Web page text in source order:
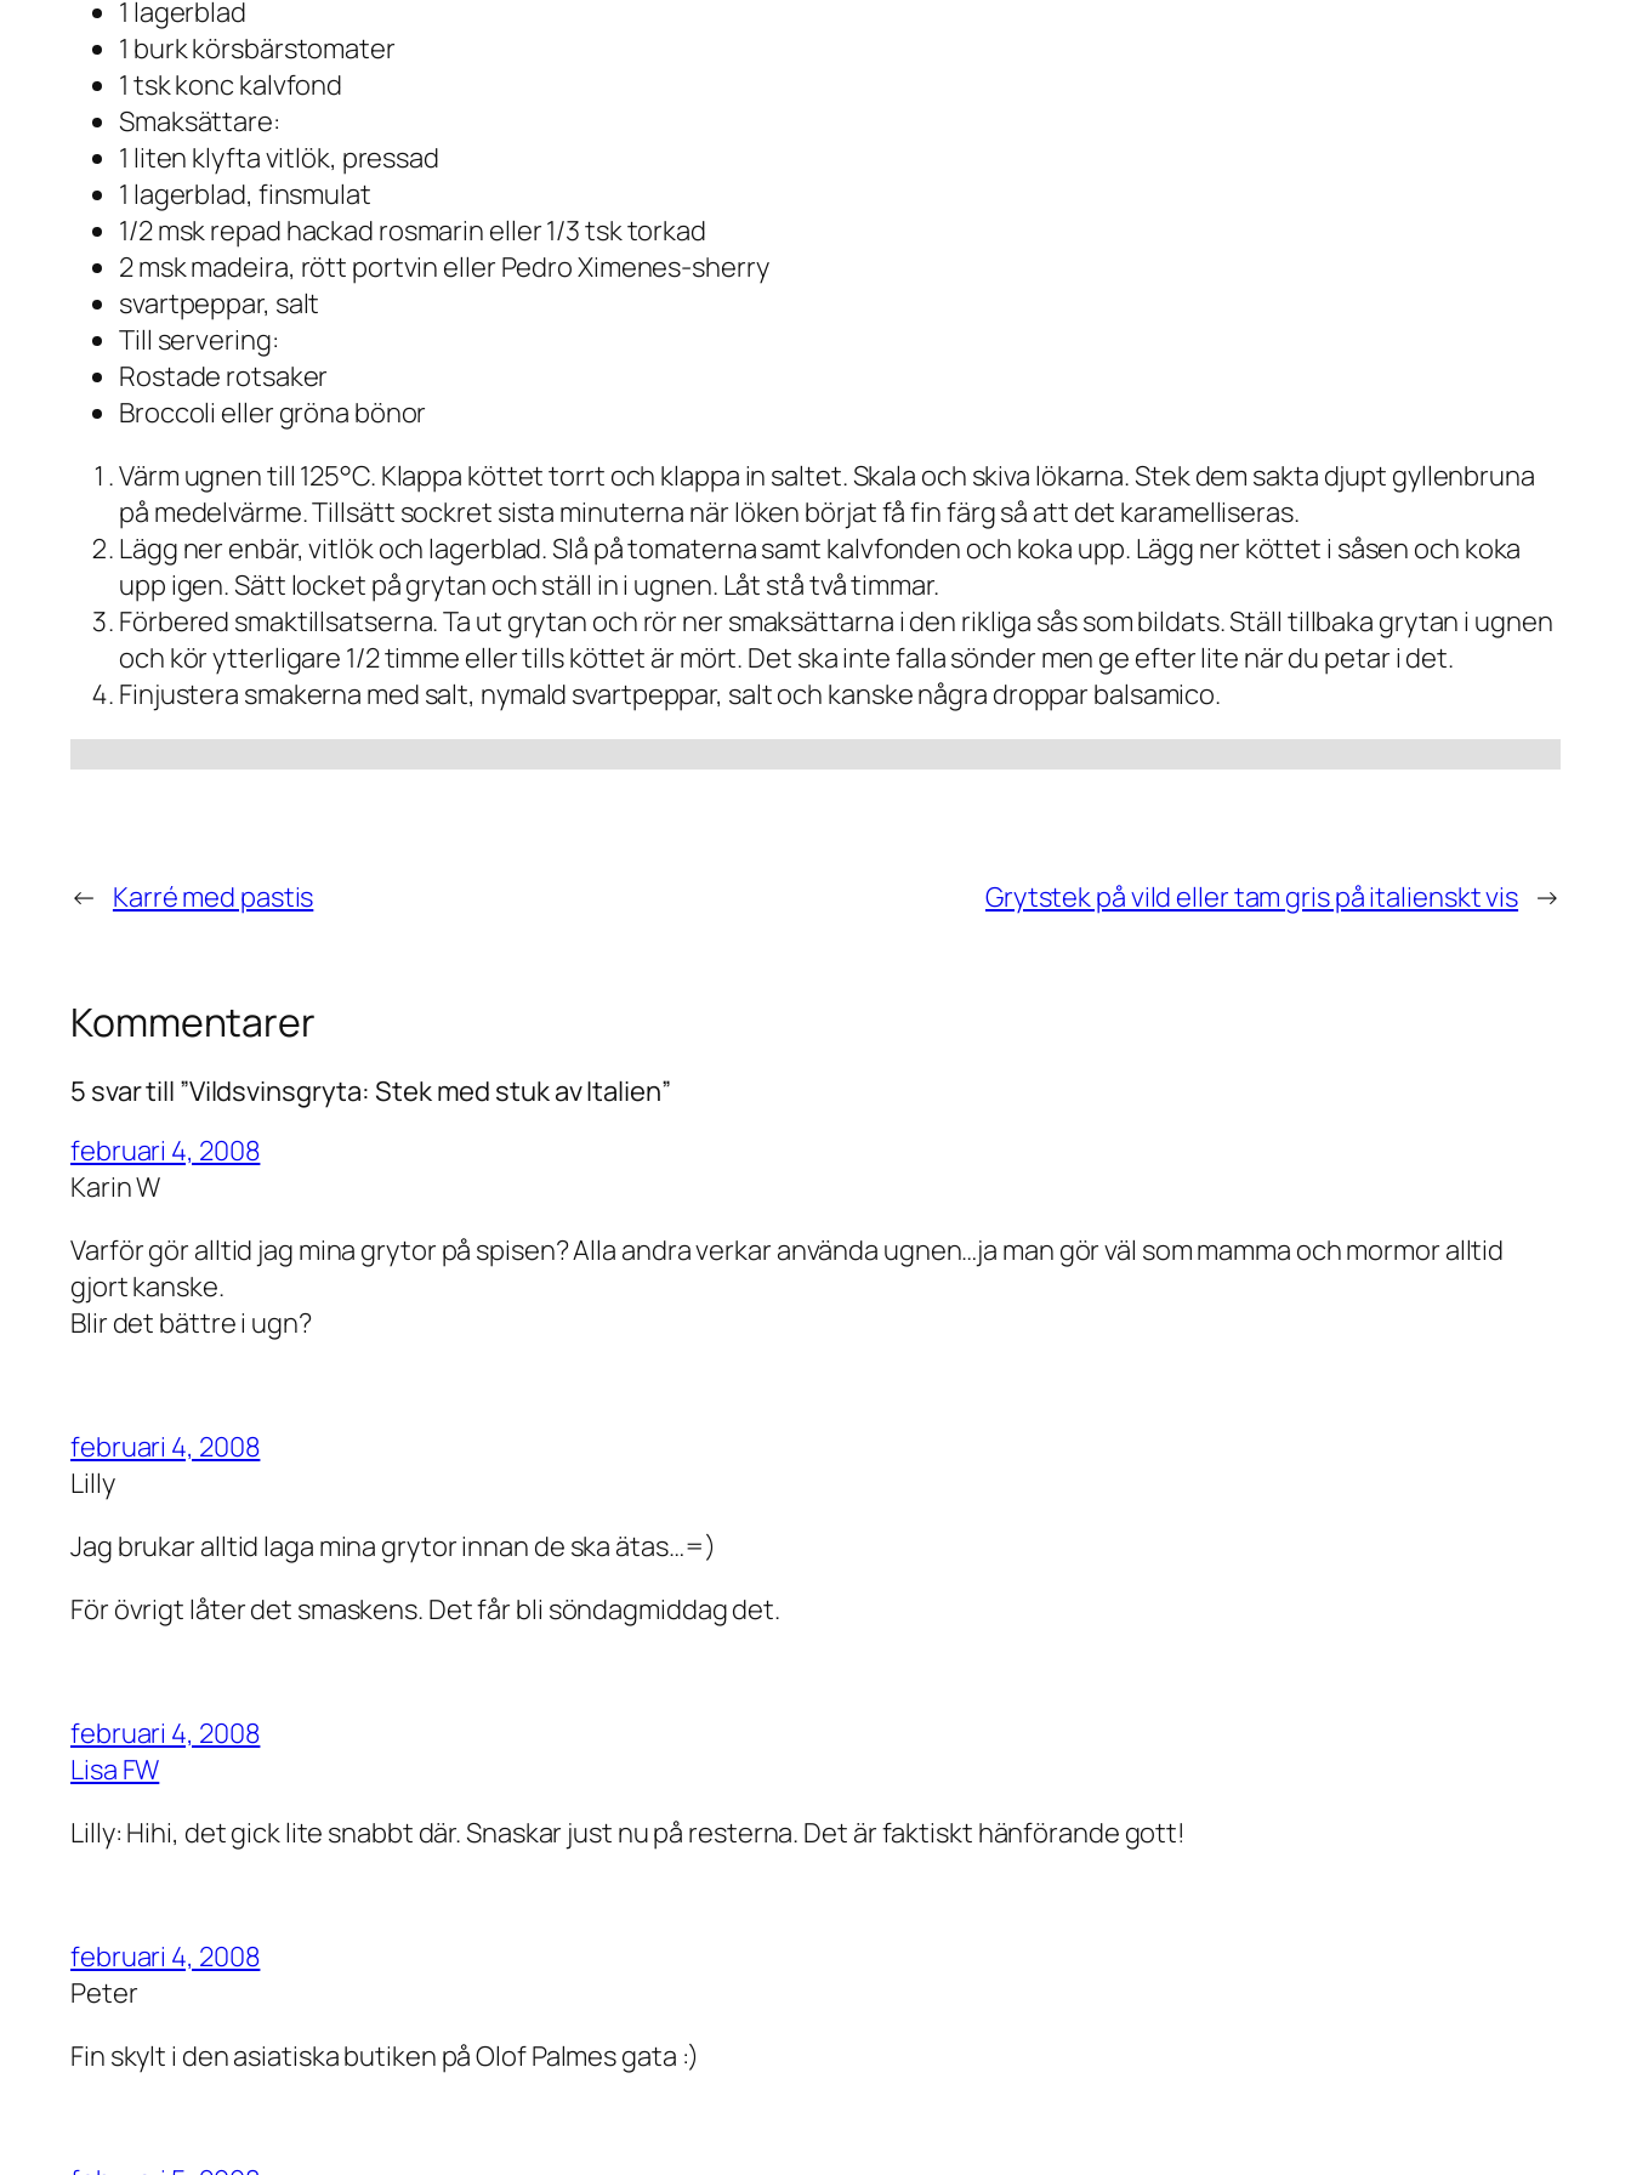
1 lagerblad
1 burk körsbärstomater
1 tsk konc kalvfond
Smaksättare:
1 liten klyfta vitlök, pressad
1 lagerblad, finsmulat
1/2 msk repad hackad rosmarin eller 1/3 tsk torkad
2 msk madeira, rött portvin eller Pedro Ximenes-sherry
svartpeppar, salt
Till servering:
Rostade rotsaker
Broccoli eller gröna bönor
Värm ugnen till 125°C. Klappa köttet torrt och klappa in saltet. Skala och skiva lökarna. Stek dem sakta djupt gyllenbruna
på medelvärme. Tillsätt sockret sista minuterna när löken börjat få fin färg så att det karamelliseras.
Lägg ner enbär, vitlök och lagerblad. Slå på tomaterna samt kalvfonden och koka upp. Lägg ner köttet i såsen och koka
upp igen. Sätt locket på grytan och ställ in i ugnen. Låt stå två timmar.
Förbered smaktillsatserna. Ta ut grytan och rör ner smaksättarna i den rikliga sås som bildats. Ställ tillbaka grytan i ugnen
och kör ytterligare 1/2 timme eller tills köttet är mört. Det ska inte falla sönder men ge efter lite när du petar i det.
Finjustera smakerna med salt, nymald svartpeppar, salt och kanske några droppar balsamico.
← Karré med pastis Grytstek på vild eller tam gris på italienskt vis →
Kommentarer
5 svar till ”Vildsvinsgryta: Stek med stuk av Italien”
februari 4, 2008
Karin W
Varför gör alltid jag mina grytor på spisen? Alla andra verkar använda ugnen…ja man gör väl som mamma och mormor alltid
gjort kanske.
Blir det bättre i ugn?
februari 4, 2008
Lilly
Jag brukar alltid laga mina grytor innan de ska ätas…=)
För övrigt låter det smaskens. Det får bli söndagmiddag det.
februari 4, 2008
Lisa FW
Lilly: Hihi, det gick lite snabbt där. Snaskar just nu på resterna. Det är faktiskt hänförande gott!
februari 4, 2008
Peter
Fin skylt i den asiatiska butiken på Olof Palmes gata :)